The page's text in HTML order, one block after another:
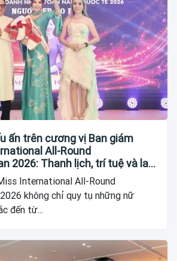
ấn trên cương vị Ban giám
All-Round
2026: Thanh lịch, trí tuệ và lan
phụ nữ hiện đại
International All-Round
không chỉ quy tụ những nữ
đến từ...